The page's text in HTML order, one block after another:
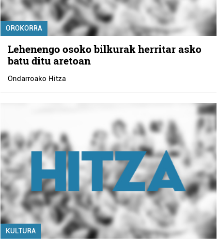
OROKORRA
Lehenengo osoko bilkurak herritar asko
batu ditu aretoan
Ondarroako Hitza
KULTURA